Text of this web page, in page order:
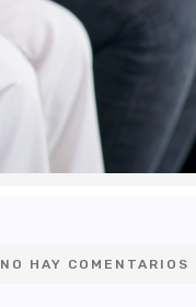
NO HAY COMENTARIOS